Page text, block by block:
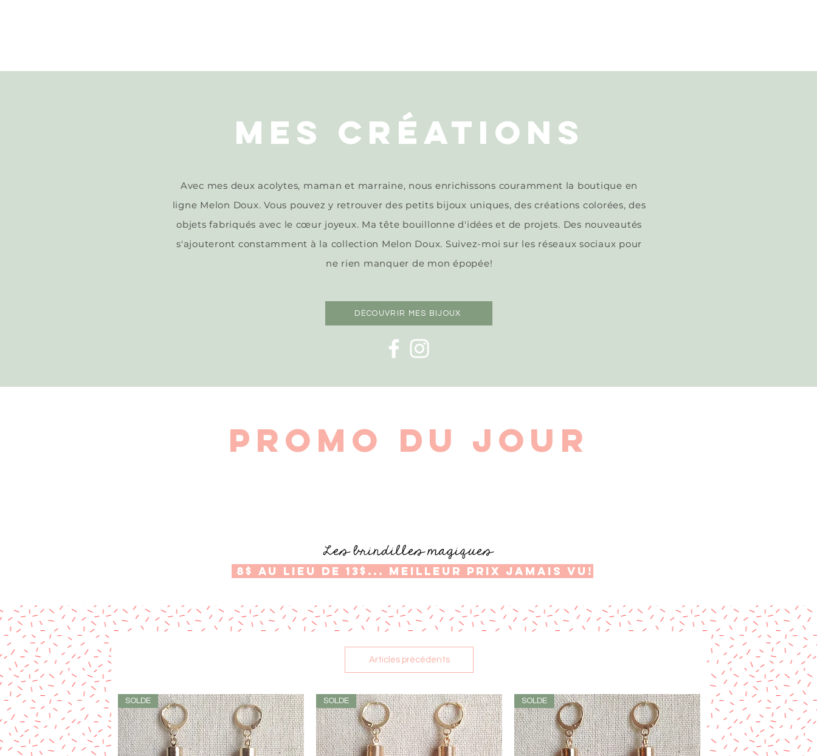
MES CRÉATIONS
Avec mes deux acolytes, maman et marraine, nous enrichissons couramment la boutique en
ligne Melon Doux. Vous pouvez y retrouver des petits bijoux uniques, des créations colorées, des
objets fabriqués avec le cœur joyeux. Ma tête bouillonne d'idées et de projets. Des nouveautés
s'ajouteront constamment à la collection Melon Doux. Suivez-moi sur les réseaux sociaux pour
ne rien manquer de mon épopée!
DÉCOUVRIR MES BIJOUX
PROMO DU JOUR
Les brindilles magiques
8$ au lieu de 13$... MEILLEUR PRIX JAMAIS VU!
Articles précédents
SOLDE SOLDE SOLDE